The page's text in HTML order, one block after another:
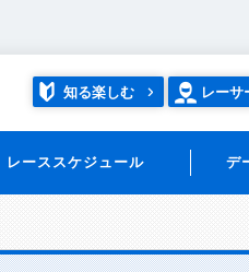
知る楽しむ レーサ
レーススケジュール デ